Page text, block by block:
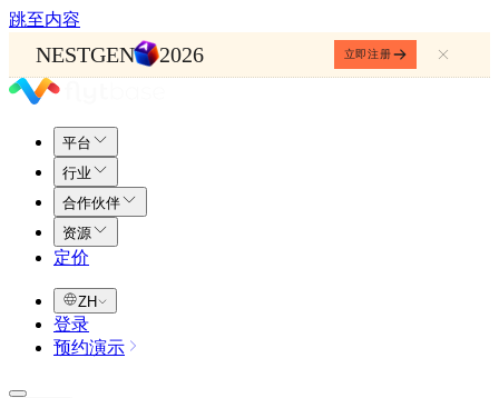
跳至内容
NESTGEN 2026 立即注册
平台
行业
合作伙伴
资源
定价
ZH
登录
预约演示